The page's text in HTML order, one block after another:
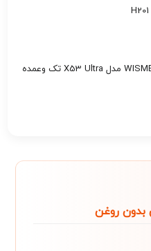
خرید ساعت هوشمند WISME مدل X53 Ultra تک وعمده